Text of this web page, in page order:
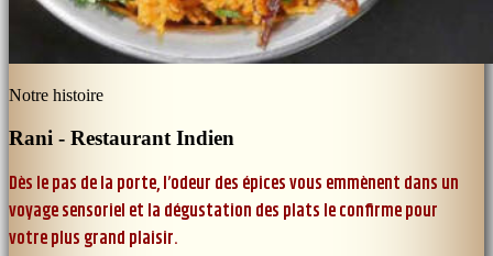
Notre histoire
Rani - Restaurant Indien
Dès le pas de la porte, l’odeur des épices vous emmènent dans un
voyage sensoriel et la dégustation des plats le confirme pour
votre plus grand plaisir.